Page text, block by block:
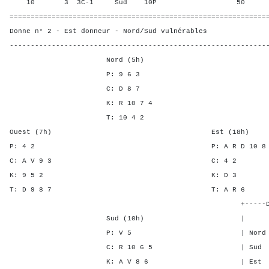
10 3 3C-1 Sud 10P 50
Donne n° 2 - Est donneur - Nord/Sud vulnérables
Nord (5h)
P: 9 6 3
C: D 8 7
K: R 10 7 4
T: 10 4 2
Ouest (7h) Est (18h)
P: 4 2 P: A R D 10
C: A V 9 3 C:
K: 9 5 2 K: D
T: D 9 8 7 T: A
+-----Double
Sud (10h) | SA P C
P: V 5 | Nord - -
C: R 10 6 5 | Sud - -
K: A V 8 6 | Est 3 5